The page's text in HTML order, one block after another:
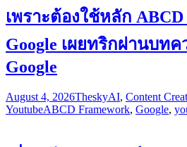
เพราะต้องใช้หลัก ABCD
Google เผยทริกผ่านบท
Google
August 4, 2026TheskyAI, Content
YoutubeABCD Framework, Google,